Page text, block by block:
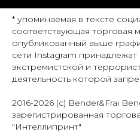
* упоминаемая в тексте
соответствующая торговая
опубликованный выше
сети Instagram
экстремистской и
деятельность которой
2016-2026 (c) Bender&Frai
зарегистрированная
"Интеллипринт"